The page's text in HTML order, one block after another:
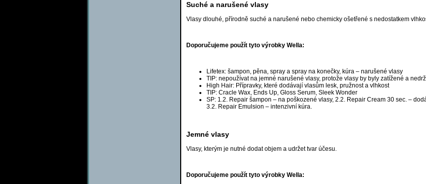
Suché a narušené vlasy
Vlasy dlouhé, přírodně suché a narušené nebo chemicky ošetřené s nedostatkem
Doporučujeme použít tyto výrobky Wella:
Lifetex: šampon, pěna, spray a spray na konečky, kúra – narušené vlasy
TIP: nepoužívat na jemné narušené vlasy, protože vlasy by byly zatížené a
High Hair: Přípravky, které dodávají vlasům lesk, pružnost a vlhkost
TIP: Cracle Wax, Ends Up, Gloss Serum, Sleek Wonder
SP: 1.2. Repair šampon – na poškozené vlasy, 2.2. Repair Cream 30 sec. –
3.2. Repair Emulsion – intenzivní kúra.
Jemné vlasy
Vlasy, kterým je nutné dodat objem a udržet tvar účesu.
Doporučujeme použít tyto výrobky Wella: